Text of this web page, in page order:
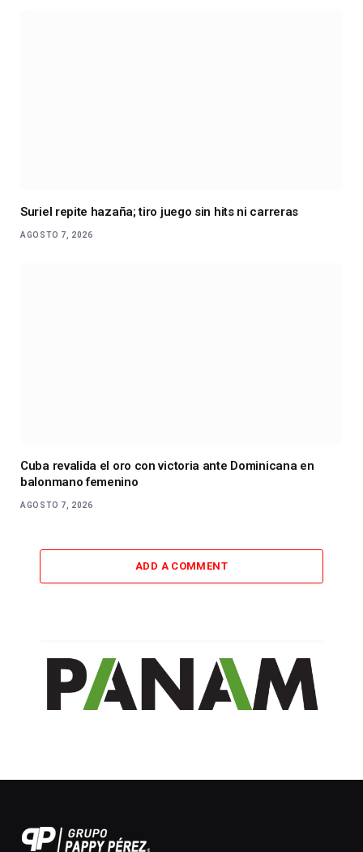
Suriel repite hazaña; tiro juego sin hits ni carreras
AGOSTO 7, 2026
Cuba revalida el oro con victoria ante Dominicana en
balonmano femenino
AGOSTO 7, 2026
ADD A COMMENT